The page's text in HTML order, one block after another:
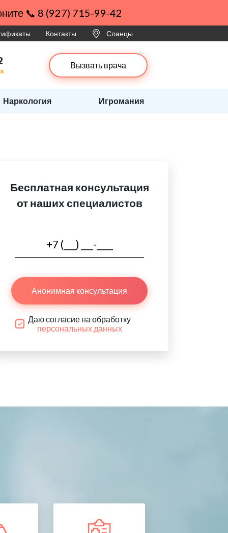
📞 8 (927) 715-99-42
Контакты Сланцы
Вызвать врача
Наркология Игромания
Бесплатная консультация
от наших специалистов
Анонимная консультация
Даю согласие на обработку
персональных данных